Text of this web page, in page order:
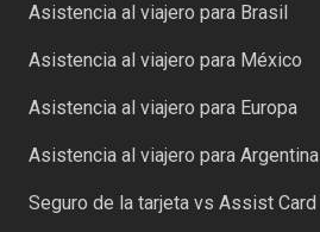
Asistencia al viajero para Brasil
Asistencia al viajero para México
Asistencia al viajero para Europa
Asistencia al viajero para Argentina
Seguro de la tarjeta vs Assist Card